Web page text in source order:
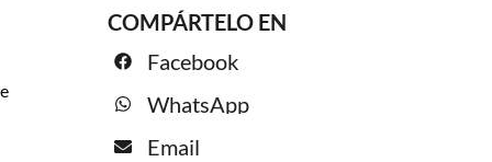
COMPÁRTELO EN
Facebook
WhatsApp
Email